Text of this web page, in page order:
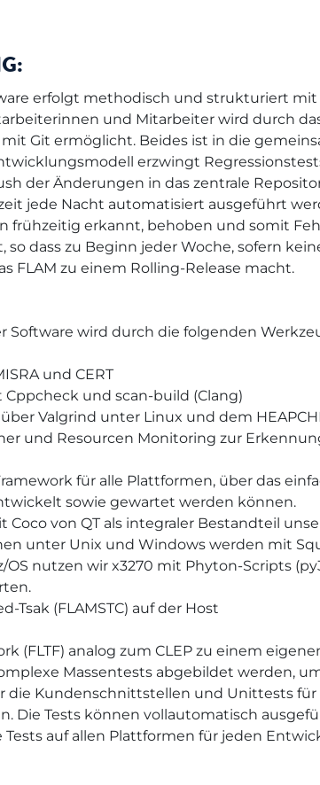
erfolgt methodisch und strukturiert mit
und Mitarbeiter wird durch
Git ermöglicht. Beides ist in die
erzwingt
der Änderungen in das zentrale
jede Nacht automatisiert ausgeführt
frühzeitig erkannt, behoben und somit
dass zu Beginn jeder Woche, sofern
FLAM zu einem Rolling-Release macht.
Software wird durch die folgenden
und CERT
und scan-build (Clang)
Valgrind unter Linux und dem
und Resourcen Monitoring zur
für alle Plattformen, über das
sowie gewartet werden können.
Coco von QT als integraler Bestandteil
unter Unix und Windows werden mit
OS nutzen wir x3270 mit Phyton-Scripts
Tsak (FLAMSTC) auf der Host
(FLTF) analog zum CLEP zu einem
Massentests abgebildet werden,
die Kundenschnittstellen und Unittests
Die Tests können vollautomatisch
Tests auf allen Plattformen für jeden